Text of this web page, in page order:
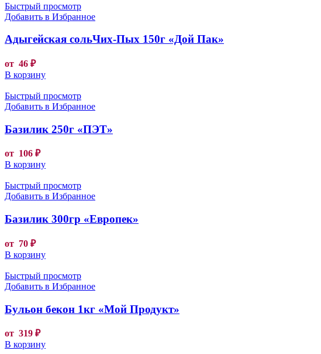
Быстрый просмотр
Добавить в Избранное
Адыгейская сольЧих-Пых 150г «Дой Пак»
от 46 ₽
В корзину
Быстрый просмотр
Добавить в Избранное
Базилик 250г «ПЭТ»
от 106 ₽
В корзину
Быстрый просмотр
Добавить в Избранное
Базилик 300гр «Европек»
от 70 ₽
В корзину
Быстрый просмотр
Добавить в Избранное
Бульон бекон 1кг «Мой Продукт»
от 319 ₽
В корзину